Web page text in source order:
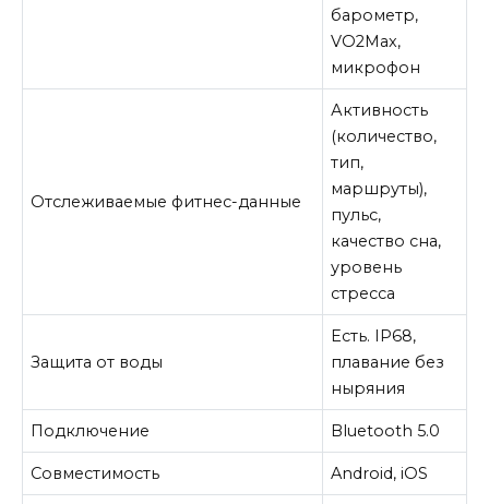
барометр,
VO2Max,
микрофон
Отслеживаемые фитнес-данные
Активность
(количество,
тип,
маршруты),
пульс,
качество сна,
уровень
стресса
Защита от воды
Есть. IP68,
плавание без
ныряния
Подключение Bluetooth 5.0
Совместимость Android, iOS